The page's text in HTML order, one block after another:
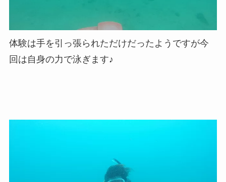
体験は手を引っ張られただけだったようですが今
回は自身の力で泳ぎます♪